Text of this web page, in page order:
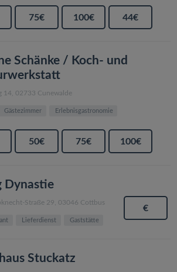
75€ 100€ 44€
Schänke / Koch- und
14, 02733 Cunewalde
Gästezimmer Erlebnisgastronomie
50€ 75€ 100€
Dynastie
Straße 29, 03046 Cottbus
Lieferdienst Gaststätte
€
Stuckatz